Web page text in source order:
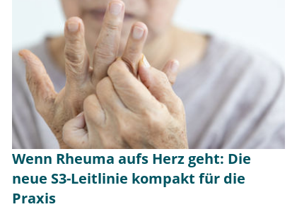
Wenn Rheuma aufs Herz geht: Die
neue S3-Leitlinie kompakt für die
Praxis